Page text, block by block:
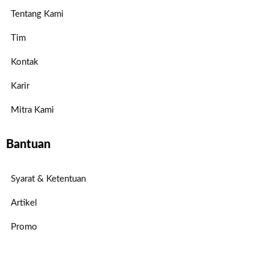
Tentang Kami
Tim
Kontak
Karir
Mitra Kami
Bantuan
Syarat & Ketentuan
Artikel
Promo